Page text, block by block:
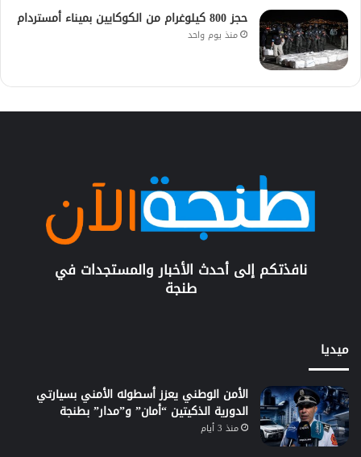
حجز 800 كيلوغرام من الكوكايين بميناء أمستردام
منذ يوم واحد
نافذتكم إلى أحدث الأخبار والمستجدات في
طنجة
ميديا
الأمن الوطني يعزز أسطوله الأمني بسيارتي
الدورية الذكيتين “أمان” و”مدار” بطنجة
منذ 3 أيام